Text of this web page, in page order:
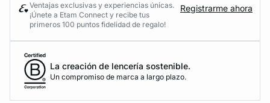
Ventajas exclusivas y experiencias únicas.
¡Únete a Etam Connect y recibe tus
primeros 100 puntos fidelidad de regalo!
Registrarme ahora
La creación de lencería sostenible.
Un compromiso de marca a largo plazo.